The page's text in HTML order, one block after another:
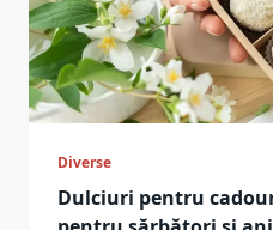
Diverse
Dulciuri pentru